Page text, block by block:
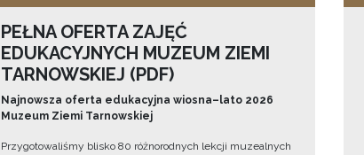
PEŁNA OFERTA ZAJĘĆ
EDUKACYJNYCH MUZEUM ZIEMI
TARNOWSKIEJ (PDF)
Najnowsza oferta edukacyjna wiosna–lato 2026
Muzeum Ziemi Tarnowskiej
Przygotowaliśmy blisko 80 różnorodnych lekcji muzealnych